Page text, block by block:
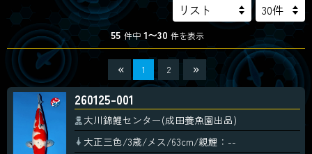
55 件中 1〜30 件を表示
1 2
260125-001
大川錦鯉センター(成田養魚園出品)
大正三色/3歳/メス/63cm/親鯉：--